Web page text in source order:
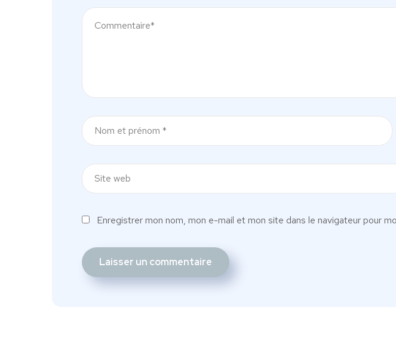
Enregistrer mon nom, mon e-mail et mon site dans le navigateur pour